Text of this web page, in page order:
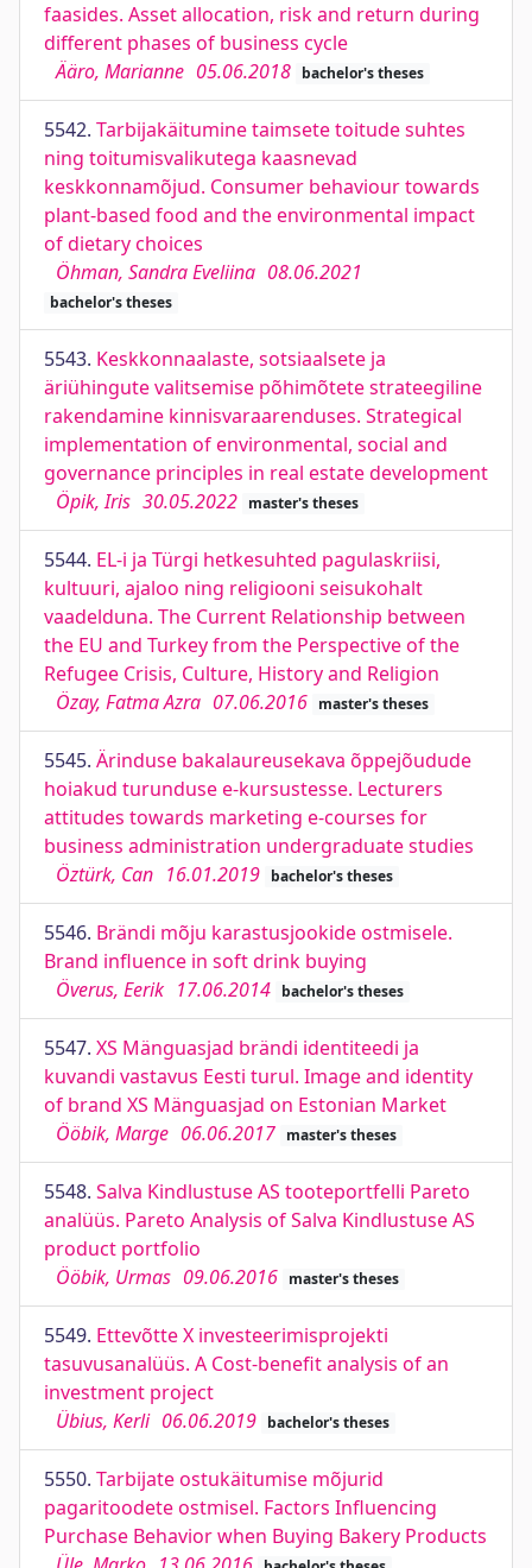
faasides. Asset allocation, risk and return during
different phases of business cycle
Ääro, Marianne 05.06.2018 bachelor's theses
5542. Tarbijakäitumine taimsete toitude suhtes
ning toitumisvalikutega kaasnevad
keskkonnamõjud. Consumer behaviour towards
plant-based food and the environmental impact
of dietary choices
Öhman, Sandra Eveliina 08.06.2021
bachelor's theses
5543. Keskkonnaalaste, sotsiaalsete ja
äriühingute valitsemise põhimõtete strateegiline
rakendamine kinnisvaraarenduses. Strategical
implementation of environmental, social and
governance principles in real estate development
Öpik, Iris 30.05.2022 master's theses
5544. EL-i ja Türgi hetkesuhted pagulaskriisi,
kultuuri, ajaloo ning religiooni seisukohalt
vaadelduna. The Current Relationship between
the EU and Turkey from the Perspective of the
Refugee Crisis, Culture, History and Religion
Özay, Fatma Azra 07.06.2016 master's theses
5545. Ärinduse bakalaureusekava õppejõudude
hoiakud turunduse e-kursustesse. Lecturers
attitudes towards marketing e-courses for
business administration undergraduate studies
Öztürk, Can 16.01.2019 bachelor's theses
5546. Brändi mõju karastusjookide ostmisele.
Brand influence in soft drink buying
Överus, Eerik 17.06.2014 bachelor's theses
5547. XS Mänguasjad brändi identiteedi ja
kuvandi vastavus Eesti turul. Image and identity
of brand XS Mänguasjad on Estonian Market
Ööbik, Marge 06.06.2017 master's theses
5548. Salva Kindlustuse AS tooteportfelli Pareto
analüüs. Pareto Analysis of Salva Kindlustuse AS
product portfolio
Ööbik, Urmas 09.06.2016 master's theses
5549. Ettevõtte X investeerimisprojekti
tasuvusanalüüs. A Cost-benefit analysis of an
investment project
Übius, Kerli 06.06.2019 bachelor's theses
5550. Tarbijate ostukäitumise mõjurid
pagaritoodete ostmisel. Factors Influencing
Purchase Behavior when Buying Bakery Products